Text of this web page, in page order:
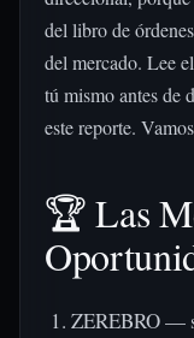
del libro de
del mercado. Lee
tú mismo antes de
este reporte.
🏆 Las
ZEREBRO —